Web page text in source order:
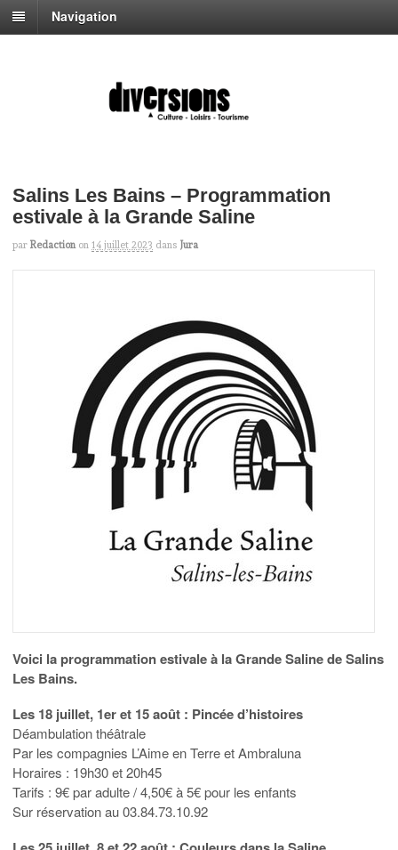
Navigation
Salins Les Bains – Programmation
estivale à la Grande Saline
par Redaction on 14 juillet 2023 dans Jura
Voici la programmation estivale à la Grande Saline de Salins
Les Bains.
Les 18 juillet, 1er et 15 août : Pincée d’histoires
Déambulation théâtrale
Par les compagnies L’Aime en Terre et Ambraluna
Horaires : 19h30 et 20h45
Tarifs : 9€ par adulte / 4,50€ à 5€ pour les enfants
Sur réservation au 03.84.73.10.92